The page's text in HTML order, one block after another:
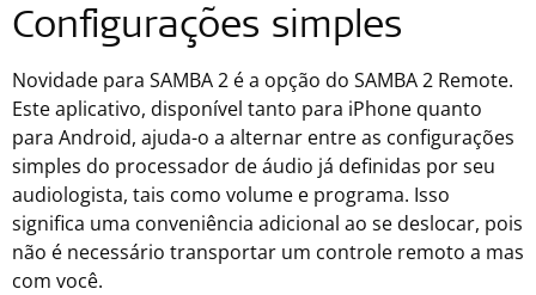
Configurações simples
Novidade para SAMBA 2 é a opção do SAMBA 2 Remote.
Este aplicativo, disponível tanto para iPhone quanto
para Android, ajuda-o a alternar entre as configurações
simples do processador de áudio já definidas por seu
audiologista, tais como volume e programa. Isso
significa uma conveniência adicional ao se deslocar, pois
não é necessário transportar um controle remoto a mas
com você.